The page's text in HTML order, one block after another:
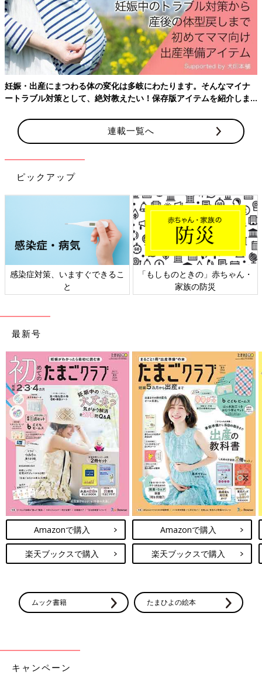
筆者は現在、「BIGLOBE SIM」の6GBのプランを利用していま
す。筆者が「BIGLOBE SIM」で契約したときは、たまたま新規
契約特典として、「2カ月間データ通信量無料キャンペーン」が
行われていました。本当は6GBで十分だったのですが、せっかく
無料なんだからと思い、契約時は12GBを選びました。12GBもあ
れば、気になっていたドラマやPVをスマホでたっぷり見てもへ
っちゃらです。無料キャンペーンが終わる3カ月後には、6GBの
このように、新規契約の特典として「データ通信量無料」などの
キャンペーンを行っている会社もあるので、格安スマホを検討し
文・新米主婦ライターU
独身時代の浪費癖が抜けず、新婚の今も節約意識の低いどんぶり
勘定女。手持ちのスマホが壊れたことをきっかけに、一度の手間
でガッツリ節約したいという思いつきから、格安スマホの道に足
を踏み入れる。
※1／NTTコム「スマートフォンのデータ通信量と月額料金に関
※ここに記載した各サービスの情報は、2016年11月15日時点のも
のです。最新の情報と異なる場合があります。
す。
妊娠・出産にまつわる体の変化は多岐にわたります。そんなマイナ
ートラブル対策として、絶対教えたい！保存版アイテムを紹介しま
連載一覧へ
ピックアップ
感染症対策、いますぐできるこ
と
「もしものときの」赤ちゃん・
家族の防災
最新号
Amazonで購入
楽天ブックスで購入
Amazonで購入
楽天ブックスで購入
ムック書籍 たまひよの絵本
キャンペーン